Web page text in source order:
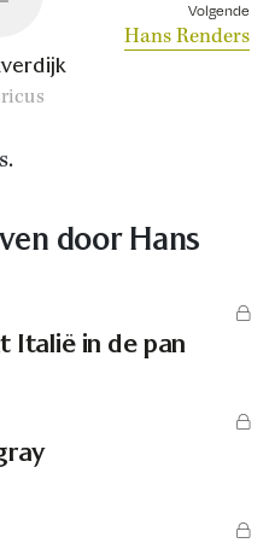
Volgende
Hans Renders
door Hans
Italië in de pan